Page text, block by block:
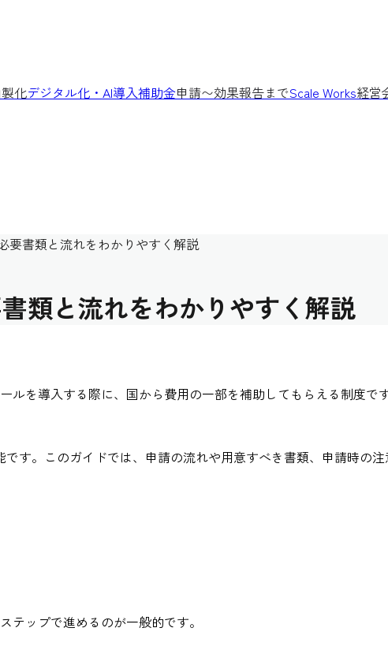
化デジタル化・AI導入補助金申請〜効果報告までScale Works経営
要書類と流れをわかりやすく解説
類と流れをわかりやすく解説
ルを導入する際に、国から費用の一部を補助してもらえる制度で
す。このガイドでは、申請の流れや用意すべき書類、申請時の
テップで進めるのが一般的です。